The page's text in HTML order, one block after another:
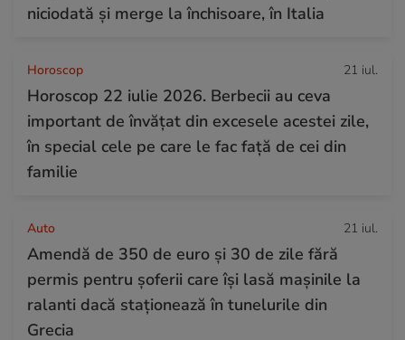
niciodată și merge la închisoare, în Italia
Horoscop 21 iul.
Horoscop 22 iulie 2026. Berbecii au ceva
important de învățat din excesele acestei zile,
în special cele pe care le fac față de cei din
familie
Auto 21 iul.
Amendă de 350 de euro și 30 de zile fără
permis pentru șoferii care își lasă mașinile la
ralanti dacă staționează în tunelurile din
Grecia